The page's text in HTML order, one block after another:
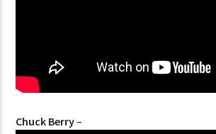
Chuck Berry–